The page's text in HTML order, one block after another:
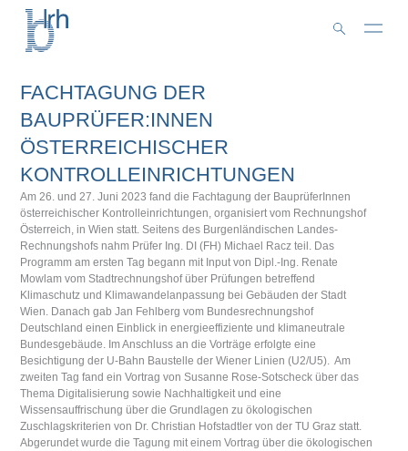
springen
FACHTAGUNG DER
BAUPRÜFER:INNEN
ÖSTERREICHISCHER
KONTROLLEINRICHTUNGEN
Am 26. und 27. Juni 2023 fand die Fachtagung der BauprüferInnen
österreichischer Kontrolleinrichtungen, organisiert vom Rechnungshof
Österreich, in Wien statt. Seitens des Burgenländischen Landes-
Rechnungshofs nahm Prüfer Ing. DI (FH) Michael Racz teil. Das
Programm am ersten Tag begann mit Input von Dipl.-Ing. Renate
Mowlam vom Stadtrechnungshof über Prüfungen betreffend
Klimaschutz und Klimawandelanpassung bei Gebäuden der Stadt
Wien. Danach gab Jan Fehlberg vom Bundesrechnungshof
Deutschland einen Einblick in energieeffiziente und klimaneutrale
Bundesgebäude. Im Anschluss an die Vorträge erfolgte eine
Besichtigung der U-Bahn Baustelle der Wiener Linien (U2/U5). Am
zweiten Tag fand ein Vortrag von Susanne Rose-Sotscheck über das
Thema Digitalisierung sowie Nachhaltigkeit und eine
Wissensauffrischung über die Grundlagen zu ökologischen
Zuschlagskriterien von Dr. Christian Hofstadtler von der TU Graz statt.
Abgerundet wurde die Tagung mit einem Vortrag über die ökologischen